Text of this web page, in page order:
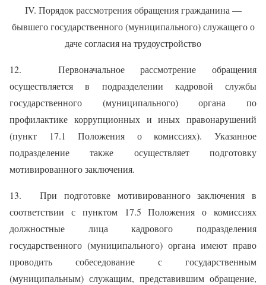
IV. Порядок рассмотрения обращения гражданина —
бывшего государственного (муниципального) служащего о
даче согласия на трудоустройство
12. Первоначальное рассмотрение обращения
осуществляется в подразделении кадровой службы
государственного (муниципального) органа по
профилактике коррупционных и иных правонарушений
(пункт 17.1 Положения о комиссиях). Указанное
подразделение также осуществляет подготовку
мотивированного заключения.
13. При подготовке мотивированного заключения в
соответствии с пунктом 17.5 Положения о комиссиях
должностные лица кадрового подразделения
государственного (муниципального) органа имеют право
проводить собеседование с государственным
(муниципальным) служащим, представившим обращение,